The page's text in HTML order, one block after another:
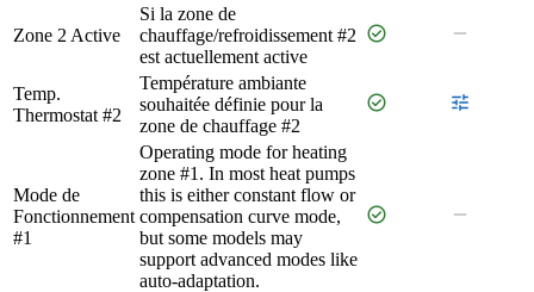
Zone 2 Active
Si la zone de
chauffage/refroidissement #2
est actuellement active
check_circle remove
Temp.
Thermostat #2
Température ambiante
souhaitée définie pour la
zone de chauffage #2
check_circle tune
Mode de
Fonctionnement
#1
Operating mode for heating
zone #1. In most heat pumps
this is either constant flow or
compensation curve mode,
but some models may
support advanced modes like
auto-adaptation.
check_circle remove